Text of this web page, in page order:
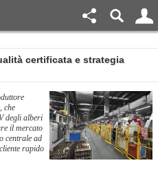
certificata e strategia
che
degli alberi
il mercato
centrale ad
rapido